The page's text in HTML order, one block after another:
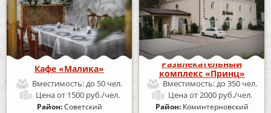
Кафе «Малика»
Вместимость:до 50 чел.
Ценаот 1500 руб./чел.
Район:Советский
Развлекательный
комплекс «Принц»
Вместимость:до 350 чел.
Ценаот 2000 руб./чел.
Район: Коминтерновский